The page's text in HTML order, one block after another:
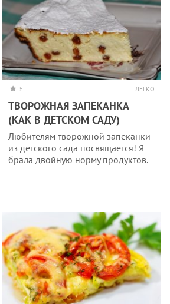
5 ЛЕГКО
ТВОРОЖНАЯ ЗАПЕКАНКА
(КАК В ДЕТСКОМ САДУ)
Любителям творожной запеканки
из детского сада посвящается! Я
брала двойную норму продуктов.